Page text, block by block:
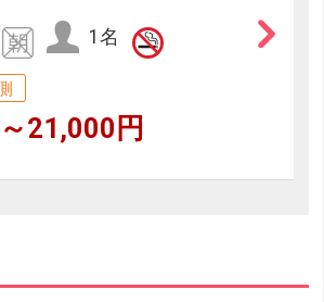
1名
21,000円